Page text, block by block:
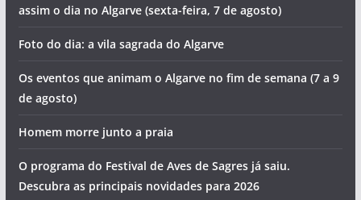
assim o dia no Algarve (sexta-feira, 7 de agosto)
Foto do dia: a vila sagrada do Algarve
Os eventos que animam o Algarve no fim de semana (7 a 9
de agosto)
Homem morre junto a praia
O programa do Festival de Aves de Sagres já saiu.
Descubra as principais novidades para 2026